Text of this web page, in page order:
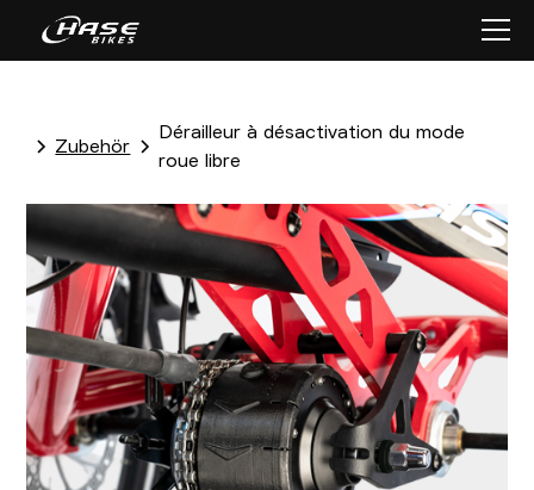
Zubehör
Dérailleur à désactivation du mode
roue libre